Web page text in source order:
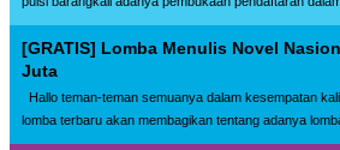
[GRATIS] Lomba Menulis Novel
Juta
Hallo teman-teman semuanya dalam kesempatan
lomba terbaru akan membagikan tentang adanya